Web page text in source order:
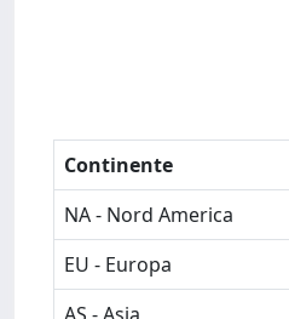
Continente
NA - Nord America
EU - Europa